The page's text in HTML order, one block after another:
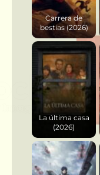
Carrera de
bestias (2026)
La última casa
(2026)